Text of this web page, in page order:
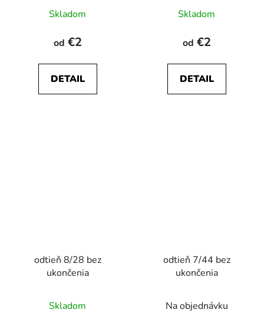
Skladom
od €2
DETAIL
Skladom
od €2
DETAIL
odtieň 8/28 bez
ukončenia
Skladom
odtieň 7/44 bez
ukončenia
Na objednávku